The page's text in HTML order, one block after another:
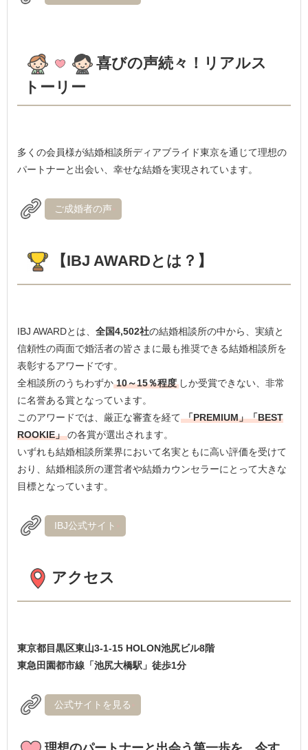
喜びの声続々！リアルス
トーリー
多くの会員様が結婚相談所ディアブライド東京を通じて理想の
パートナーと出会い、幸せな結婚を実現されています。
ご成婚者の声
【IBJ AWARDとは？】
IBJ AWARDとは、全国4,502社の結婚相談所の中から、実績と
信頼性の両面で婚活者の皆さまに最も推奨できる結婚相談所を
表彰するアワードです。
全相談所のうちわずか 10～15％程度 しか受賞できない、非常
に名誉ある賞となっています。
このアワードでは、厳正な審査を経て 「PREMIUM」「BEST
ROOKIE」 の各賞が選出されます。
いずれも結婚相談所業界において名実ともに高い評価を受けて
おり、結婚相談所の運営者や結婚カウンセラーにとって大きな
目標となっています。
IBJ公式サイト
アクセス
東京都目黒区東山3-1-15 HOLON池尻ビル8階
東急田園都市線「池尻大橋駅」徒歩1分
公式サイトを見る